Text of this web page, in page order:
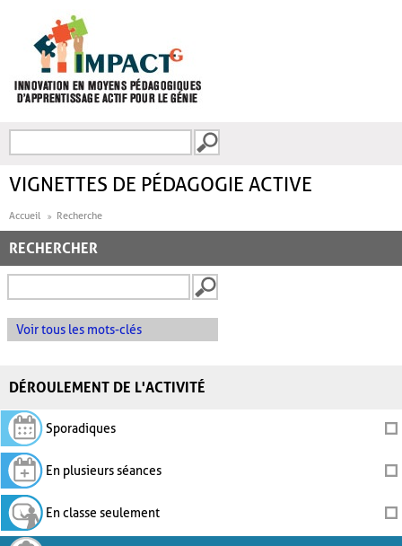
FORMULAIRE DE
VIGNETTES DE PÉDAGOGIE ACTIVE
Accueil Recherche
RECHERCHER
Voir tous les mots-clés
DÉROULEMENT DE L'ACTIVITÉ
Sporadiques
En plusieurs séances
En classe seulement